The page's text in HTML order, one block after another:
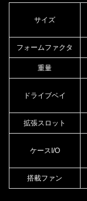
サイズ
フォームファクタ
重量
ドライブベイ
拡張スロット
ケースI/O
搭載ファン